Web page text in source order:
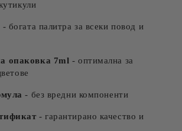
- богата палитра за всеки повод и
опаковка 7ml - оптимална за
- без вредни компоненти
- гарантирано качество и